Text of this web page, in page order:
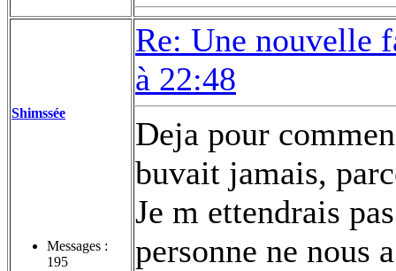
Shimssée
Messages :
195
Re: Une nouvelle
à 22:48
Deja pour
buvait jamais,
Je m ettendrais
personne ne nous